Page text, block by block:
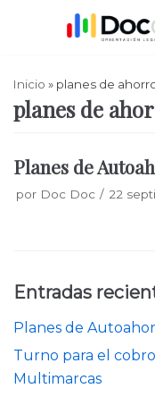
Inicio » planes de
planes de
Planes de
por Doc Doc 22
Entradas
Planes de
Turno para el
Multimarcas